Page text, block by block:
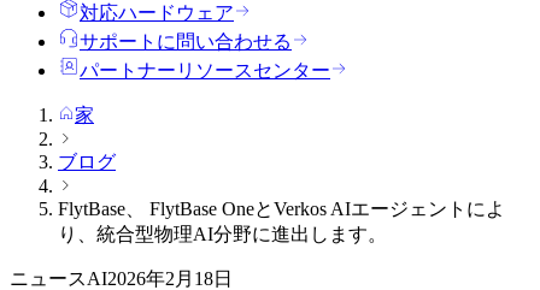
対応ハードウェア
サポートに問い合わせる
パートナーリソースセンター
家
ブログ
FlytBase、 FlytBase OneとVerkos AIエージェントによ
り、統合型物理AI分野に進出します。
ニュースAI2026年2月18日